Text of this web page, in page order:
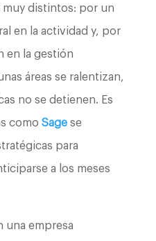
muy distintos: por un
en la actividad y, por
en la gestión
áreas se ralentizan,
no se detienen. Es
como Sagese
para
a los meses
una empresa